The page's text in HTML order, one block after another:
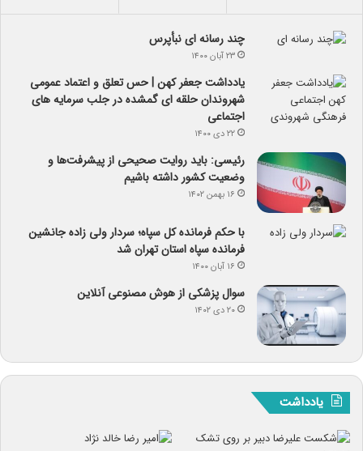
چند رسانه ای نبأپرس
۲۳ آبان ۱۴۰۰
یادداشت جعفر کهن | حس تعلق و اعتماد عمومی
شهروندان حلقه ای گمشده در جلب سرمایه های
اجتماعی
۲۲ دی ۱۴۰۰
رئیسی: باید روایت صحیحی از پیشرفت‌ها و
وضعیت کشور داشته باشیم
۱۶ بهمن ۱۴۰۲
با حکم فرمانده کل سپاه؛ سردار ولی زاده جانشین
فرمانده سپاه استان تهران شد
۱۶ آبان ۱۴۰۰
سوال پزشکی از هوش مصنوعی آنلاین
۲۰ دی ۱۴۰۲
یادداشت